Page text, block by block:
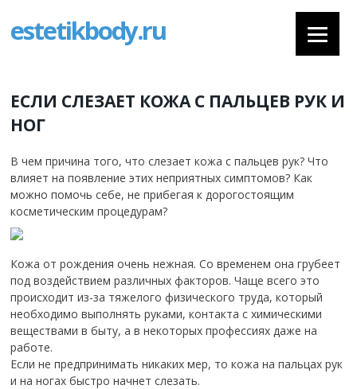
estetikbody.ru
ЕСЛИ СЛЕЗАЕТ КОЖА С ПАЛЬЦЕВ РУК И
НОГ
В чем причина того, что слезает кожа с пальцев рук? Что
влияет на появление этих неприятных симптомов? Как
можно помочь себе, не прибегая к дорогостоящим
косметическим процедурам?
Кожа от рождения очень нежная. Со временем она грубеет
под воздействием различных факторов. Чаще всего это
происходит из-за тяжелого физического труда, который
необходимо выполнять руками, контакта с химическими
веществами в быту, а в некоторых профессиях даже на
работе.
Если не предпринимать никаких мер, то кожа на пальцах рук
и на ногах быстро начнет слезать.